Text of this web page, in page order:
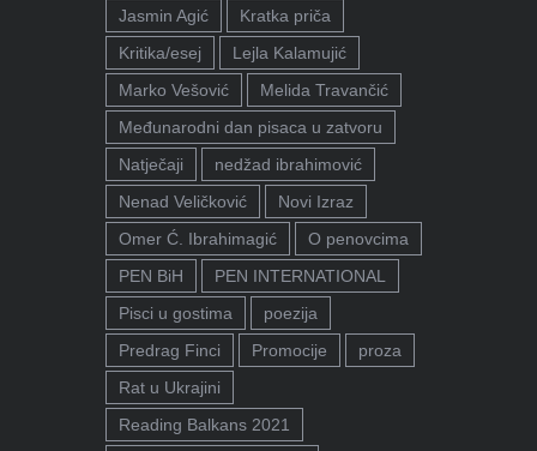
Jasmin Agić
Kratka priča
Kritika/esej
Lejla Kalamujić
Marko Vešović
Melida Travančić
Međunarodni dan pisaca u zatvoru
Natječaji
nedžad ibrahimović
Nenad Veličković
Novi Izraz
Omer Ć. Ibrahimagić
O penovcima
PEN BiH
PEN INTERNATIONAL
Pisci u gostima
poezija
Predrag Finci
Promocije
proza
Rat u Ukrajini
Reading Balkans 2021